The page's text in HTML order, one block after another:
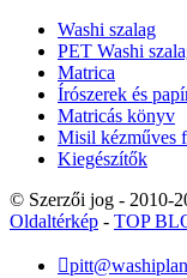
Washi szalag
PET Washi
Matrica
Írószerek és
Matricás könyv
Misil kézműves
Kiegészítők
© Szerzői jog - 2010-
Oldaltérkép - TOP
